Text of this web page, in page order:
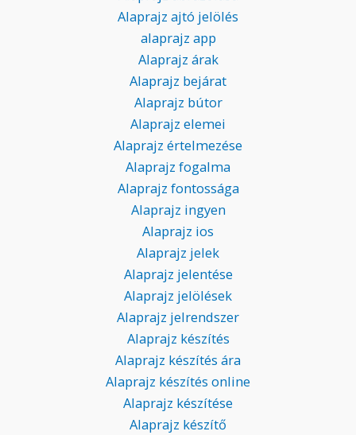
Alaprajz ajtó jelölés
alaprajz app
Alaprajz árak
Alaprajz bejárat
Alaprajz bútor
Alaprajz elemei
Alaprajz értelmezése
Alaprajz fogalma
Alaprajz fontossága
Alaprajz ingyen
Alaprajz ios
Alaprajz jelek
Alaprajz jelentése
Alaprajz jelölések
Alaprajz jelrendszer
Alaprajz készítés
Alaprajz készítés ára
Alaprajz készítés online
Alaprajz készítése
Alaprajz készítő